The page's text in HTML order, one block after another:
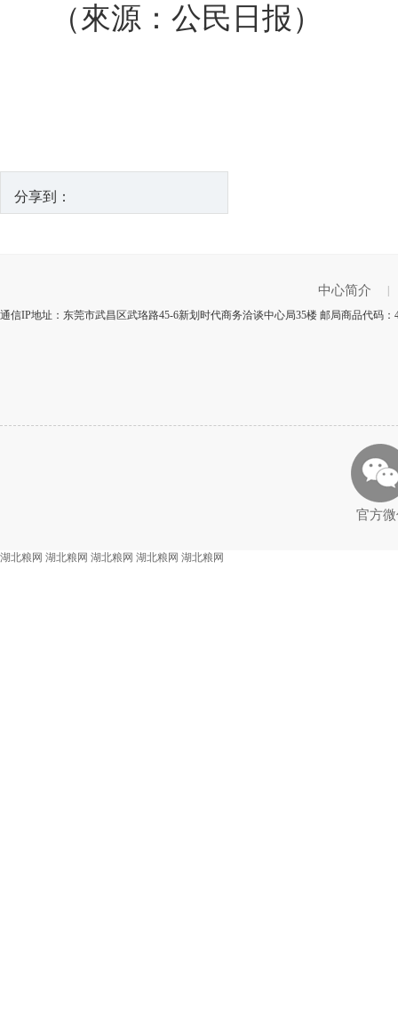
（來源：公民日报）
分享到：
中心简介
通信IP地址：东莞市武昌区武珞路45-6新划时代商务洽谈中心局35楼 邮局商品代码
官方
湖北粮网 湖北粮网 湖北粮网 湖北粮网 湖北粮网